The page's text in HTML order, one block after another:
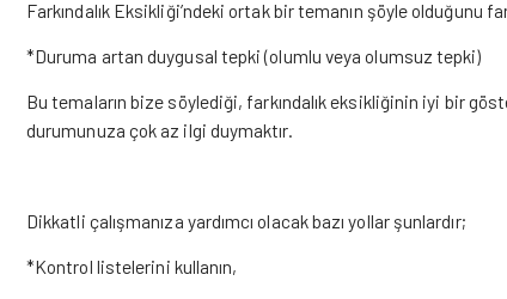
Farkındalık Eksikliği’ndeki ortak bir temanın şöyle olduğunu
*Duruma artan duygusal tepki (olumlu veya olumsuz tepki)
Bu temaların bize söylediği, farkındalık eksikliğinin iyi bir
durumunuza çok az ilgi duymaktır.
Dikkatli çalışmanıza yardımcı olacak bazı yollar şunlardır;
*Kontrol listelerini kullanın,